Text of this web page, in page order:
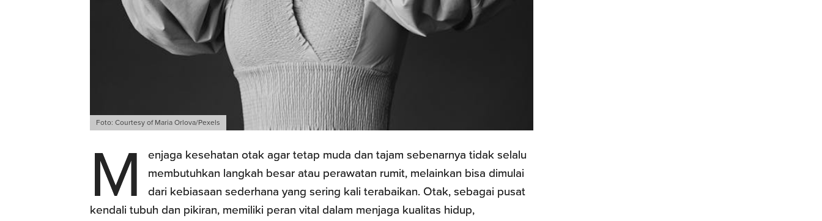
Foto: Courtesy of Maria Orlova/Pexels
M
enjaga kesehatan otak agar tetap muda dan tajam sebenarnya tidak selalu
membutuhkan langkah besar atau perawatan rumit, melainkan bisa dimulai
dari kebiasaan sederhana yang sering kali terabaikan. Otak, sebagai pusat
kendali tubuh dan pikiran, memiliki peran vital dalam menjaga kualitas hidup,